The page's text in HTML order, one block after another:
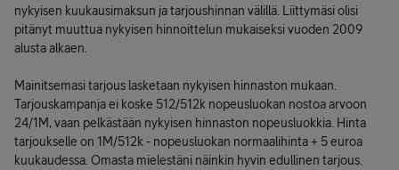
nykyisen kuukausimaksun ja tarjoushinnan välillä. Liittymäsi olisi
pitänyt muuttua nykyisen hinnoittelun mukaiseksi vuoden 2009
alusta alkaen.
Mainitsemasi tarjous lasketaan nykyisen hinnaston mukaan.
Tarjouskampanja ei koske 512/512k nopeusluokan nostoa arvoon
24/1M, vaan pelkästään nykyisen hinnaston nopeusluokkia. Hinta
tarjoukselle on 1M/512k - nopeusluokan normaalihinta + 5 euroa
kuukaudessa. Omasta mielestäni näinkin hyvin edullinen tarjous.